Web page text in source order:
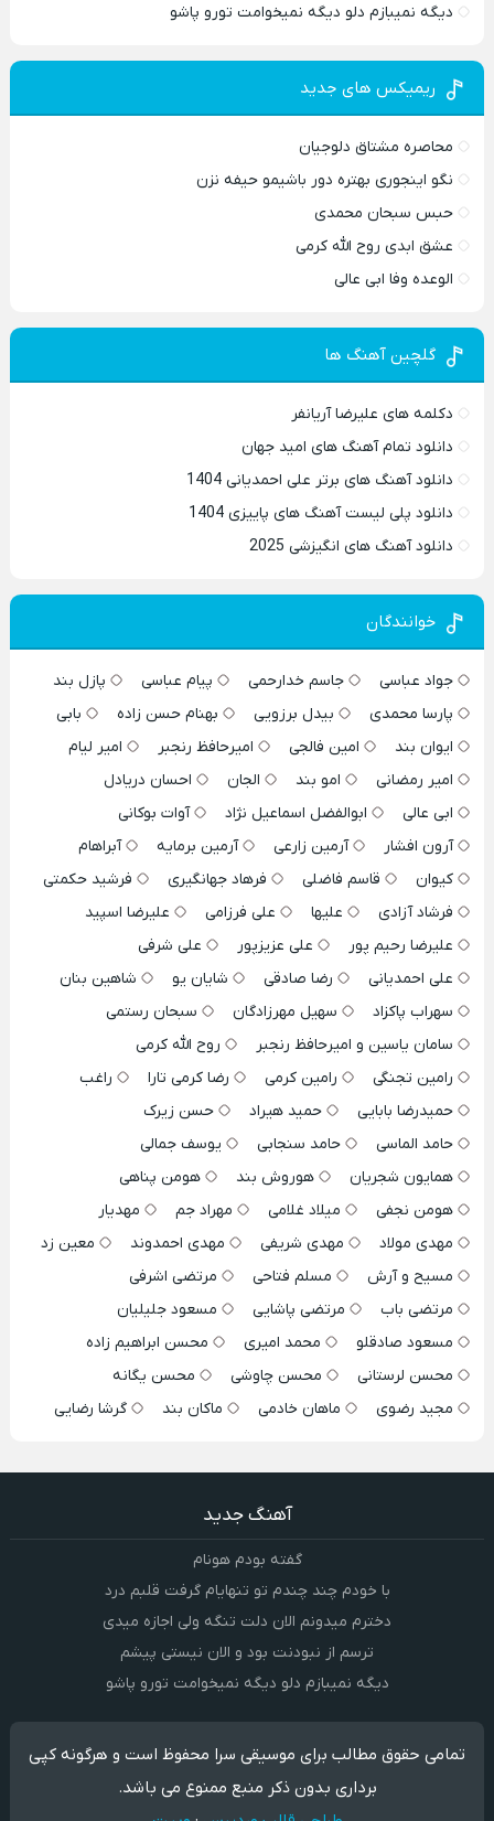
دیگه نمیبازم دلو دیگه نمیخوامت تورو پاشو
ریمیکس های جدید
محاصره مشتاق دلوجیان
نگو اینجوری بهتره دور باشیمو حیفه نزن
حبس سبحان محمدی
عشق ابدی روح الله کرمی
الوعده وفا ابی عالی
گلچین آهنگ ها
دکلمه های علیرضا آریانفر
دانلود تمام آهنگ های امید جهان
دانلود آهنگ های برتر علی احمدیانی 1404
دانلود پلی لیست آهنگ های پاییزی 1404
دانلود آهنگ های انگیزشی 2025
خوانندگان
جواد عباسی جاسم خدارحمی پیام عباسی
پازل بند
پارسا محمدی
بیدل برزویی بهنام حسن زاده
بابی
ایوان بند
امین فالجی امیرحافظ رنجبر
امیر لیام
امیر رمضانی
امو بند الجان
احسان دریادل
ابی عالی
ابوالفضل اسماعیل نژاد
آوات بوکانی
آرون افشار
آرمین زارعی آرمین برمایه
آبراهام
کیوان
قاسم فاضلی فرهاد جهانگیری
فرشید حکمتی
فرشاد آزادی
علیها علی فرزامی
علیرضا اسپید
علیرضا رحیم پور
علی عزیزپور
علی شرفی
علی احمدیانی
رضا صادقی شایان یو
شاهین بنان
سهراب پاکزاد
سهیل مهرزادگان
سبحان رستمی
سامان یاسین و امیرحافظ رنجبر
روح الله کرمی
رامین تجنگی
رامین کرمی رضا کرمی تارا
راغب
حمیدرضا بابایی
حمید هیراد
حسن زیرک
حامد الماسی
حامد سنجابی
یوسف جمالی
همایون شجریان
هوروش بند
هومن پناهی
هومن نجفی
میلاد غلامی مهراد جم
مهدیار
مهدی مولاد
مهدی شریفی مهدی احمدوند
معین زد
مسیح و آرش
مسلم فتاحی
مرتضی اشرفی
مرتضی باب
مرتضی پاشایی
مسعود جلیلیان
مسعود صادقلو
محمد امیری
محسن ابراهیم زاده
محسن لرستانی
محسن چاوشی
محسن یگانه
مجید رضوی
ماهان خادمی ماکان بند گرشا رضایی
آهنگ جدید
گفته بودم هونام
با خودم چند چندم تو تنهایام گرفت قلبم درد
دخترم میدونم الان دلت تنگه ولی اجازه میدی
ترسم از نبودنت بود و الان نیستی پیشم
دیگه نمیبازم دلو دیگه نمیخوامت تورو پاشو
تمامی حقوق مطالب برای موسیقی سرا محفوظ است و هرگونه کپی
برداری بدون ذکر منبع ممنوع می باشد.